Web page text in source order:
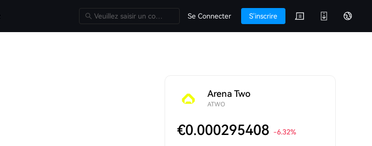
Se Connecter S'inscrire
Arena Two
ATWO
€0.000295408 -6.32%